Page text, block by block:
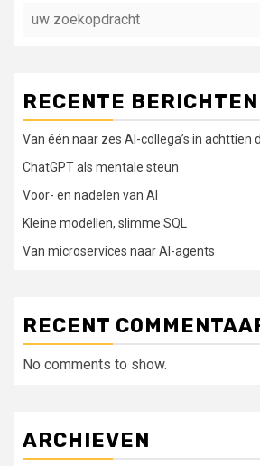
RECENTE BERICHTEN
Van één naar zes AI-collega’s in achttien
ChatGPT als mentale steun
Voor- en nadelen van AI
Kleine modellen, slimme SQL
Van microservices naar AI-agents
RECENT
No comments to show.
ARCHIEVEN